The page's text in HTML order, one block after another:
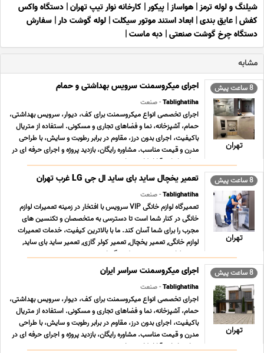
شیلنگ و لوله ترمز| هواساز| پیکور| کارخانه نوار تیپ تهران| دستگاه واکس
کفش| عایق بندی| ابعاد استند موتور سیکلت| لوله گوشت دار| سفارش
دستگاه چرخ گوشت صنعتی| دبه ماست|
مشابه
8 ساعت پیش
تهران
اجرای میکروسمنت سرویس بهداشتی و حمام
Tablighatiha- صنعت
اجرای تخصصی انواع میکروسمنت برای کف، دیوار، سرویس بهداشتی،
حمام، آشپزخانه، نما و فضاهای تجاری و مسکونی. استفاده از متریال
باکیفیت، اجرای بدون درز، مقاوم در برابر رطوبت و سایش، با طراحی
مدرن و قیمت مناسب. مشاوره رایگان، بازدید پروژه و اجرای حرفه ای در
سراسر ایران. آیا از کاشی های ... ...
8 ساعت پیش
تهران
تعمیر یخچال ساید بای ساید ال جی LG غرب تهران
Tablighatiha- صنعت
تعمیرگاه لوازم خانگی VIP سرویس با افتخار در زمینه تعمیرات لوازم
خانگی در کنار شما است تا دسترسی به متخصصان و تکنسین های
مجرب را برای شما آسان کند. ما با بالاترین کیفیت، خدمات تعمیرات
لوازم خانگی, تعمیر یخچال, تعمیر کولر گازی, تعمیر ساید بای ساید,
تعمیر لباسشویی, تعمیر پکیج گرمایش ... ...
8 ساعت پیش
تهران
اجرای میکروسمنت سراسر ایران
Tablighatiha- صنعت
اجرای تخصصی انواع میکروسمنت برای کف، دیوار، سرویس بهداشتی،
حمام، آشپزخانه، نما و فضاهای تجاری و مسکونی. استفاده از متریال
باکیفیت، اجرای بدون درز، مقاوم در برابر رطوبت و سایش، با طراحی
مدرن و قیمت مناسب. مشاوره رایگان، بازدید پروژه و اجرای حرفه ای در
سراسر ایران. آیا از کاشی های ... ...